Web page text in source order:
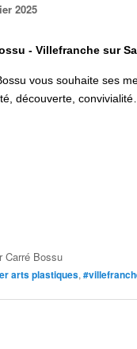
2025
- Villefranche sur
vous souhaite ses
découverte,
Carré Bossu
arts plastiques,